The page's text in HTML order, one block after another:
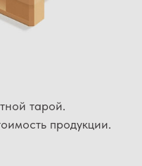
тарой.
продукции.